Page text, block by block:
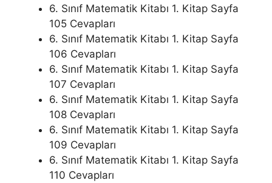
6. Sınıf Matematik Kitabı 1. Kitap Sayfa
105 Cevapları
6. Sınıf Matematik Kitabı 1. Kitap Sayfa
106 Cevapları
6. Sınıf Matematik Kitabı 1. Kitap Sayfa
107 Cevapları
6. Sınıf Matematik Kitabı 1. Kitap Sayfa
108 Cevapları
6. Sınıf Matematik Kitabı 1. Kitap Sayfa
109 Cevapları
6. Sınıf Matematik Kitabı 1. Kitap Sayfa
110 Cevapları